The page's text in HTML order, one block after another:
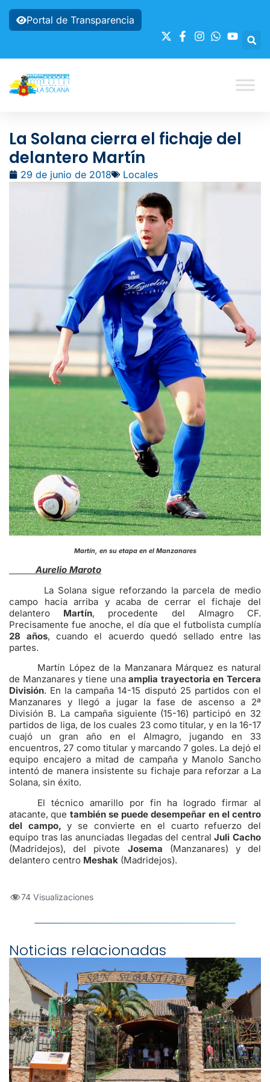
Portal de Transparencia
La Solana cierra el fichaje del
delantero Martín
29 de junio de 2018 Locales
Martín, en su etapa en el Manzanares
Aurelio Maroto
La Solana sigue reforzando la parcela de medio
campo hacia arriba y acaba de cerrar el fichaje del
delantero Martín, procedente del Almagro CF.
Precisamente fue anoche, el día que el futbolista cumplía
28 años, cuando el acuerdo quedó sellado entre las
partes.
Martín López de la Manzanara Márquez es natural
de Manzanares y tiene unaamplia trayectoria en Tercera
División. En la campaña 14-15 disputó 25 partidos con el
Manzanares y llegó a jugar la fase de ascenso a 2ª
División B. La campaña siguiente (15-16) participó en 32
partidos de liga, de los cuales 23 como titular, y en la 16-17
cuajó un gran año en el Almagro, jugando en 33
encuentros, 27 como titular y marcando 7 goles. La dejó el
equipo encajero a mitad de campaña y Manolo Sancho
intentó de manera insistente su fichaje para reforzar a La
Solana, sin éxito.
El técnico amarillo por fin ha logrado firmar al
atacante, que también se puede desempeñar en el centro
del campo, y se convierte en el cuarto refuerzo del
equipo tras las anunciadas llegadas del centralJuli Cacho
(Madridejos), del pivote Josema (Manzanares) y del
delantero centro Meshak (Madridejos).
74 Visualizaciones
Noticias relacionadas